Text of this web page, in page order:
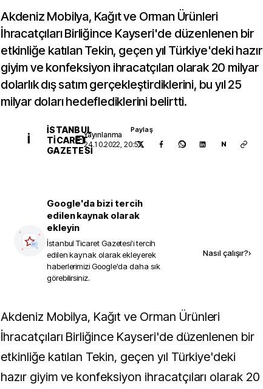
Akdeniz Mobilya, Kağıt ve Orman Ürünleri
İhracatçıları Birliğince Kayseri'de düzenlenen bir
etkinliğe katılan Tekin, geçen yıl Türkiye'deki hazır
giyim ve konfeksiyon ihracatçıları olarak 20 milyar
dolarlık dış satım gerçekleştirdiklerini, bu yıl 25
milyar doları hedeflediklerini belirtti.
İ
İSTANBUL
TICARET
GAZETESI
Yayınlanma
24.10.2022, 20:57
Paylaş
N
Google'da bizi tercih
edilen kaynak olarak
ekleyin
İstanbul Ticaret Gazetesi'i tercih
edilen kaynak olarak ekleyerek
haberlerimizi Google'da daha sık
görebilirsiniz.
Nasıl çalışır?›
Akdeniz Mobilya, Kağıt ve Orman Ürünleri
İhracatçıları Birliğince Kayseri'de düzenlenen bir
etkinliğe katılan Tekin, geçen yıl Türkiye'deki
hazır giyim ve konfeksiyon ihracatçıları olarak 20